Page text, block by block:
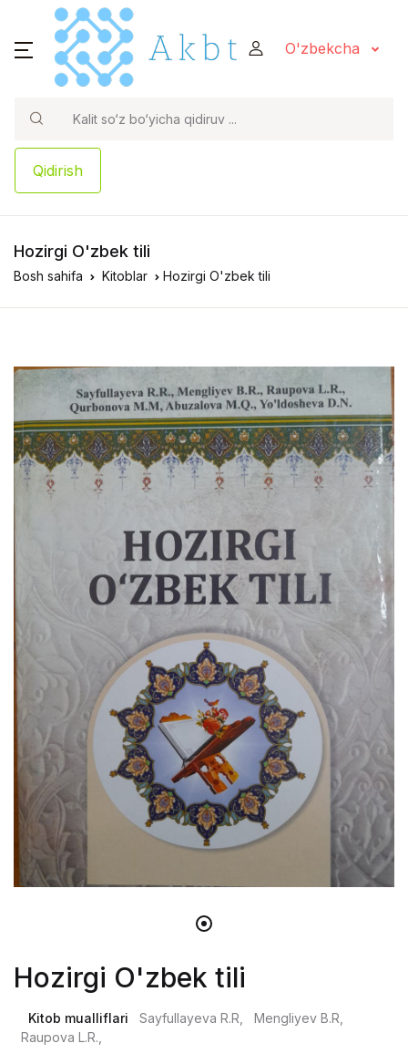
O'zbekcha
Qidirish
Hozirgi O'zbek tili
Bosh sahifa Kitoblar Hozirgi O'zbek tili
Hozirgi O'zbek tili
Kitob mualliflari Sayfullayeva R.R,
Mengliyev B.R,
Raupova L.R.,